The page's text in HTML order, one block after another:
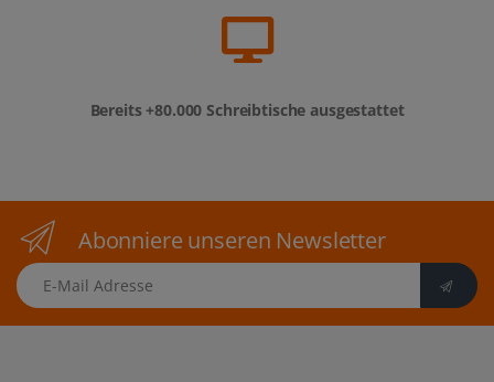
Bereits +80.000 Schreibtische ausgestattet
Abonniere unseren Newsletter
E-Mail Adresse